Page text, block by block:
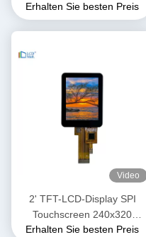
1000 Nits Hohe Helligkeit
Erhalten Sie besten Preis
Video
2' TFT-LCD-Display SPI
Touchscreen 240x320
Auflösung ST7789 SPI-
Erhalten Sie besten Preis